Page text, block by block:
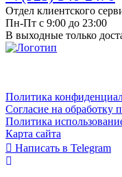
Отдел клиентского
Пн-Пт с 9:00 до 23:00
В выходные только
Политика
Согласие на обработку
Политика
Карта сайта
Написать в Telegram